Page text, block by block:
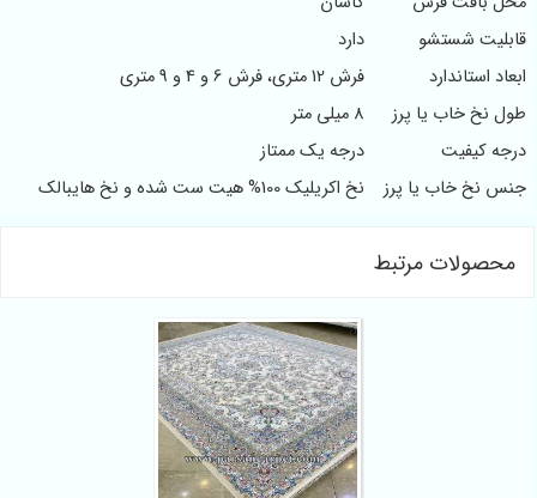
قابلیت شستشو
دارد
ابعاد استاندارد
فرش 12 متری، فرش 6 و 4 و 9 متری
طول نخ خاب یا پرز
8 میلی متر
درجه کیفیت
درجه یک ممتاز
جنس نخ خاب یا پرز
نخ اکریلیک 100% هیت ست شده و نخ هایبالک
محصولات مرتبط